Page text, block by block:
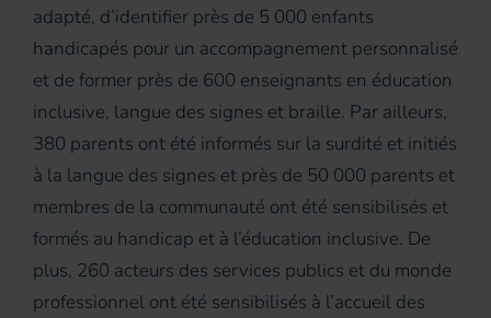
adapté, d’identifier près de 5 000 enfants
handicapés pour un accompagnement personnalisé
et de former près de 600 enseignants en éducation
inclusive, langue des signes et braille. Par ailleurs,
380 parents ont été informés sur la surdité et initiés
à la langue des signes et près de 50 000 parents et
membres de la communauté ont été sensibilisés et
formés au handicap et à l’éducation inclusive. De
plus, 260 acteurs des services publics et du monde
professionnel ont été sensibilisés à l’accueil des